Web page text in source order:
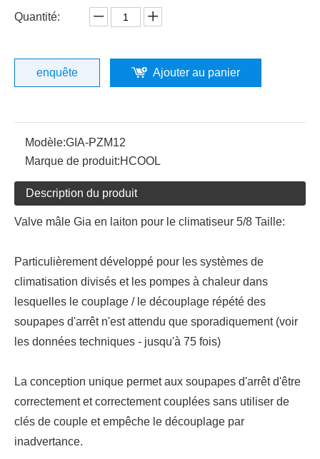
Quantité:
enquête Ajouter au panier
Modèle:GIA-PZM12
Marque de produit:HCOOL
Description du produit
Valve mâle Gia en laiton pour le climatiseur 5/8 Taille:
Particulièrement développé pour les systèmes de
climatisation divisés et les pompes à chaleur dans
lesquelles le couplage / le découplage répété des
soupapes d'arrêt n'est attendu que sporadiquement (voir
les données techniques - jusqu'à 75 fois)
La conception unique permet aux soupapes d'arrêt d'être
correctement et correctement couplées sans utiliser de
clés de couple et empêche le découplage par
inadvertance.